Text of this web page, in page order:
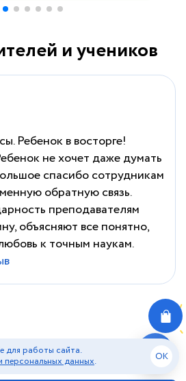
и учеников
Ребенок в восторге!
не хочет даже думать
спасибо сотрудникам
обратную связь.
преподавателям
объясняют все понятно,
к точным наукам.
для работы сайта.
данных. OK